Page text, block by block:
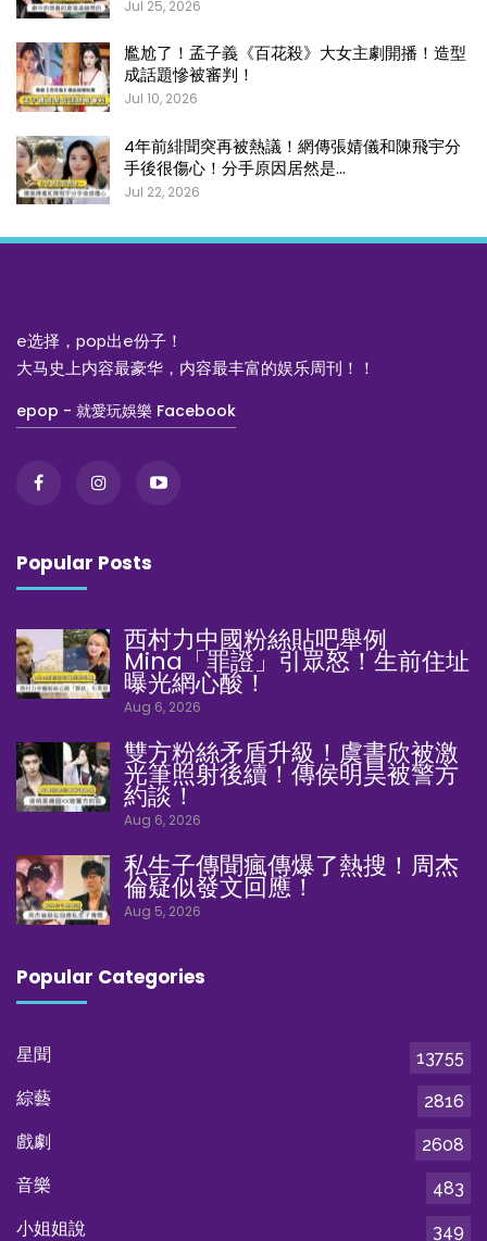
Jul 25, 2026
尷尬了！孟子義《百花殺》大女主劇開播！造型
成話題慘被審判！
Jul 10, 2026
4年前緋聞突再被熱議！網傳張婧儀和陳飛宇分
手後很傷心！分手原因居然是…
Jul 22, 2026
e选择，pop出e份子！
大马史上内容最豪华，内容最丰富的娱乐周刊！！
epop - 就愛玩娛樂 Facebook
Popular Posts
西村力中國粉絲貼吧舉例
Mina「罪證」引眾怒！生前住址
曝光網心酸！
Aug 6, 2026
雙方粉絲矛盾升級！虞書欣被激
光筆照射後續！傳侯明昊被警方
約談！
Aug 6, 2026
私生子傳聞瘋傳爆了熱搜！周杰
倫疑似發文回應！
Aug 5, 2026
Popular Categories
星聞
13755
綜藝
2816
戲劇
2608
音樂
483
小姐姐說
349